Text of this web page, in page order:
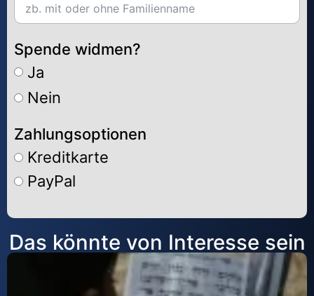
Spende widmen?
Ja
Nein
Zahlungsoptionen
Kreditkarte
PayPal
Alternative:
Das könnte von Interesse sein